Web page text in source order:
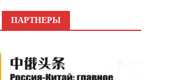
ПАРТНЕРЫ